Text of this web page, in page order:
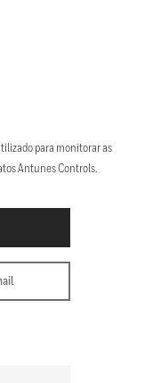
para monitorar as
Antunes Controls.